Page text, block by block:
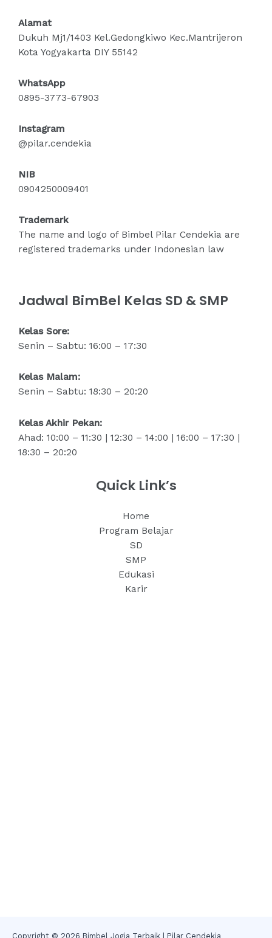
Alamat
Dukuh Mj1/1403 Kel.Gedongkiwo Kec.Mantrijeron
Kota Yogyakarta DIY 55142
WhatsApp
0895-3773-67903
Instagram
@pilar.cendekia
NIB
0904250009401
Trademark
The name and logo of Bimbel Pilar Cendekia are
registered trademarks under Indonesian law
Jadwal BimBel Kelas SD & SMP
Kelas Sore:
Senin – Sabtu: 16:00 – 17:30
Kelas Malam:
Senin – Sabtu: 18:30 – 20:20
Kelas Akhir Pekan:
Ahad: 10:00 – 11:30 | 12:30 – 14:00 | 16:00 – 17:30 |
18:30 – 20:20
Quick Link’s
Home
Program Belajar
SD
SMP
Edukasi
Karir
Copyright © 2026 Bimbel Jogja Terbaik | Pilar Cendekia